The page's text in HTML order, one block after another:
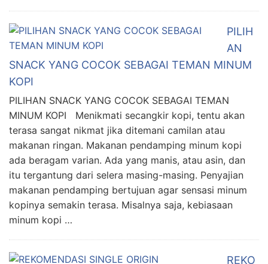
PILIH
AN
SNACK YANG COCOK SEBAGAI TEMAN MINUM
KOPI
PILIHAN SNACK YANG COCOK SEBAGAI TEMAN
MINUM KOPI Menikmati secangkir kopi, tentu akan
terasa sangat nikmat jika ditemani camilan atau
makanan ringan. Makanan pendamping minum kopi
ada beragam varian. Ada yang manis, atau asin, dan
itu tergantung dari selera masing-masing. Penyajian
makanan pendamping bertujuan agar sensasi minum
kopinya semakin terasa. Misalnya saja, kebiasaan
minum kopi …
REKO